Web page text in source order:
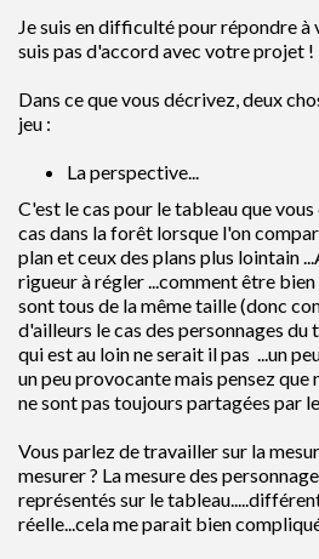
Je suis en difficulté pour répondre
suis pas d'accord avec votre projet !
Dans ce que vous décrivez, deux
jeu :
La perspective...
C'est le cas pour le tableau que
cas dans la forêt lorsque l'on
plan et ceux des plans plus lointain
rigueur à régler ...comment être
sont tous de la même taille (donc
d'ailleurs le cas des personnages du
qui est au loin ne serait il pas ...un
un peu provocante mais pensez que
ne sont pas toujours partagées par
Vous parlez de travailler sur la
mesurer ? La mesure des
représentés sur le
réelle...cela me parait bien